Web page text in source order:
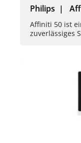
Philips |
Affiniti 50 ist
zuverlässiges